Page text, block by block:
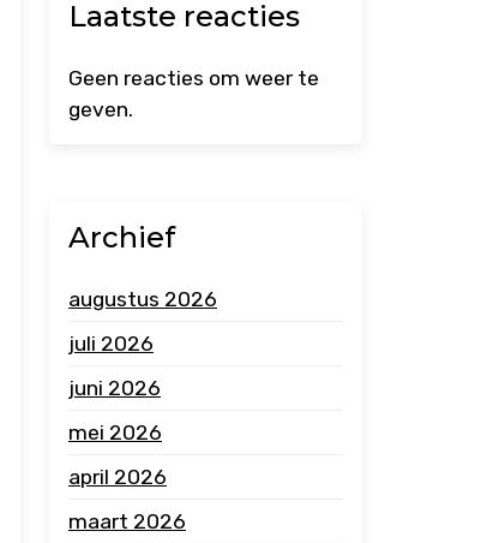
Laatste reacties
Geen reacties om weer te
geven.
Archief
augustus 2026
juli 2026
juni 2026
mei 2026
april 2026
maart 2026